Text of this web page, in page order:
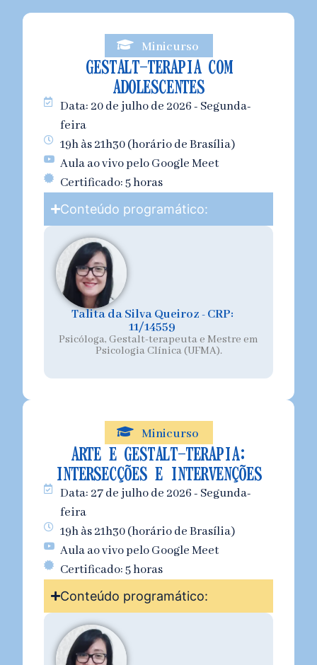
Minicurso
GESTALT-TERAPIA COM
ADOLESCENTES
Data: 20 de julho de 2026 - Segunda-
feira
19h às 21h30 (horário de Brasília)
Aula ao vivo pelo Google Meet
Certificado: 5 horas
Conteúdo programático:
Talita da Silva Queiroz - CRP:
11/14559
Psicóloga, Gestalt-terapeuta e Mestre em
Psicologia Clínica (UFMA).
Minicurso
ARTE E GESTALT-TERAPIA:
INTERSECÇÕES E INTERVENÇÕES
Data: 27 de julho de 2026 - Segunda-
feira
19h às 21h30 (horário de Brasília)
Aula ao vivo pelo Google Meet
Certificado: 5 horas
Conteúdo programático: